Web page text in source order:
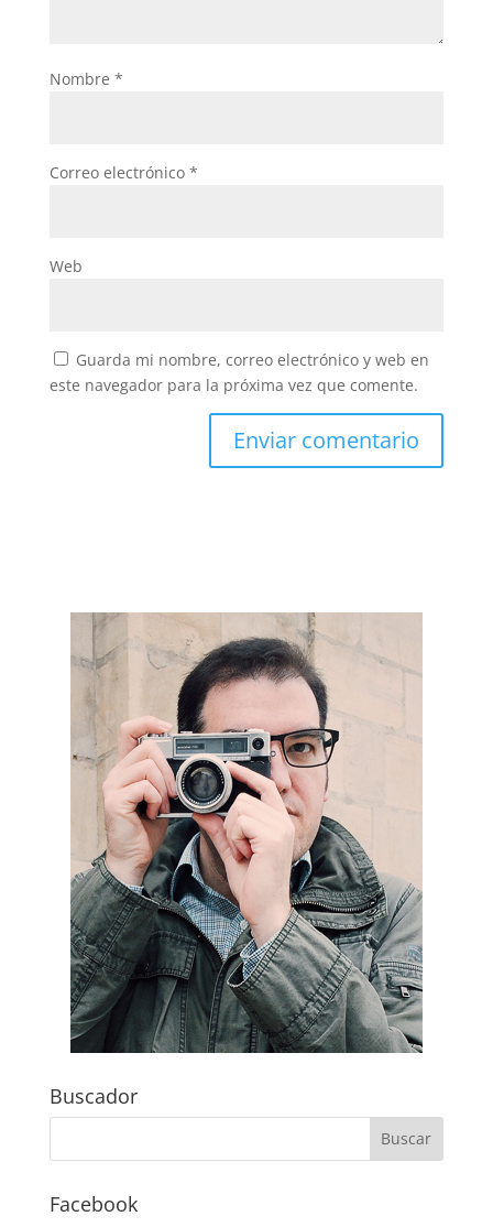
Nombre *
Correo electrónico *
Web
Guarda mi nombre, correo electrónico y web en
este navegador para la próxima vez que comente.
Buscador
Facebook